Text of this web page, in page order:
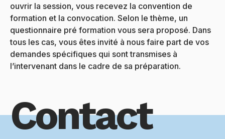
ouvrir la session, vous recevez la convention de
formation et la convocation. Selon le thème, un
questionnaire pré formation vous sera proposé. Dans
tous les cas, vous êtes invité à nous faire part de vos
demandes spécifiques qui sont transmises à
l’intervenant dans le cadre de sa préparation.
Contact